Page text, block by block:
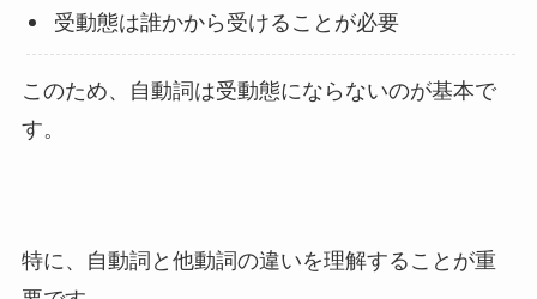
受動態は誰かから受けることが必要
このため、自動詞は受動態にならないのが基本で
す。
特に、自動詞と他動詞の違いを理解することが重